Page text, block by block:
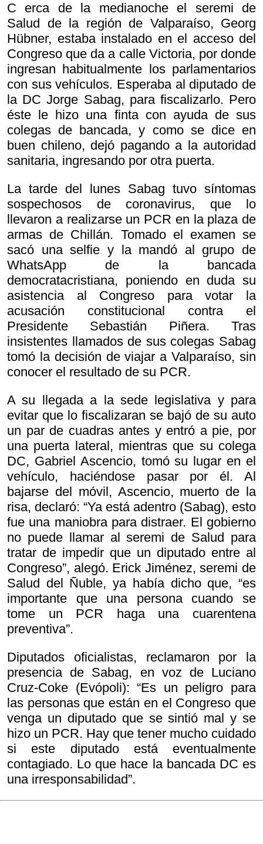
C erca de la medianoche el seremi de
Salud de la región de Valparaíso, Georg
Hübner, estaba instalado en el acceso del
Congreso que da a calle Victoria, por donde
ingresan habitualmente los parlamentarios
con sus vehículos. Esperaba al diputado de
la DC Jorge Sabag, para fiscalizarlo. Pero
éste le hizo una finta con ayuda de sus
colegas de bancada, y como se dice en
buen chileno, dejó pagando a la autoridad
sanitaria, ingresando por otra puerta.
La tarde del lunes Sabag tuvo síntomas
sospechosos de coronavirus, que lo
llevaron a realizarse un PCR en la plaza de
armas de Chillán. Tomado el examen se
sacó una selfie y la mandó al grupo de
WhatsApp de la bancada
democratacristiana, poniendo en duda su
asistencia al Congreso para votar la
acusación constitucional contra el
Presidente Sebastián Piñera. Tras
insistentes llamados de sus colegas Sabag
tomó la decisión de viajar a Valparaíso, sin
conocer el resultado de su PCR.
A su llegada a la sede legislativa y para
evitar que lo fiscalizaran se bajó de su auto
un par de cuadras antes y entró a pie, por
una puerta lateral, mientras que su colega
DC, Gabriel Ascencio, tomó su lugar en el
vehículo, haciéndose pasar por él. Al
bajarse del móvil, Ascencio, muerto de la
risa, declaró: “Ya está adentro (Sabag), esto
fue una maniobra para distraer. El gobierno
no puede llamar al seremi de Salud para
tratar de impedir que un diputado entre al
Congreso”, alegó. Erick Jiménez, seremi de
Salud del Ñuble, ya había dicho que, “es
importante que una persona cuando se
tome un PCR haga una cuarentena
preventiva”.
Diputados oficialistas, reclamaron por la
presencia de Sabag, en voz de Luciano
Cruz-Coke (Evópoli): “Es un peligro para
las personas que están en el Congreso que
venga un diputado que se sintió mal y se
hizo un PCR. Hay que tener mucho cuidado
si este diputado está eventualmente
contagiado. Lo que hace la bancada DC es
una irresponsabilidad”.